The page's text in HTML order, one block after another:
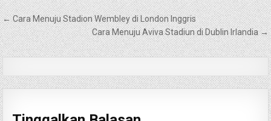
Navigasi
pos
← Cara Menuju Stadion Wembley di London Inggris
Cara Menuju Aviva Stadiun di Dublin Irlandia →